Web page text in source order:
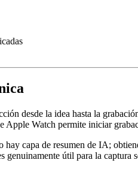
desde la idea hasta la
Watch permite iniciar
capa de resumen de IA;
útil para la captura